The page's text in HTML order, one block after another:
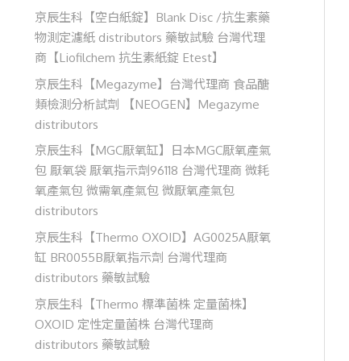
京辰生科【空白紙錠】Blank Disc /抗生素藥
物測定濾紙 distributors 藥敏試驗 台灣代理
商【Liofilchem 抗生素紙錠 Etest】
京辰生科【Megazyme】台灣代理商 食品醣
類檢測分析試劑 【NEOGEN】Megazyme
distributors
京辰生科【MGC厭氧缸】日本MGC厭氧產氣
包 厭氧袋 厭氧指示劑96118 台灣代理商 微耗
氧產氣包 微需氧產氣包 微厭氧產氣包
distributors
京辰生科【Thermo OXOID】AG0025A厭氧
缸 BR0055B厭氧指示劑 台灣代理商
distributors 藥敏試驗
京辰生科【Thermo 標準菌株 定量菌株】
OXOID 定性定量菌株 台灣代理商
distributors 藥敏試驗